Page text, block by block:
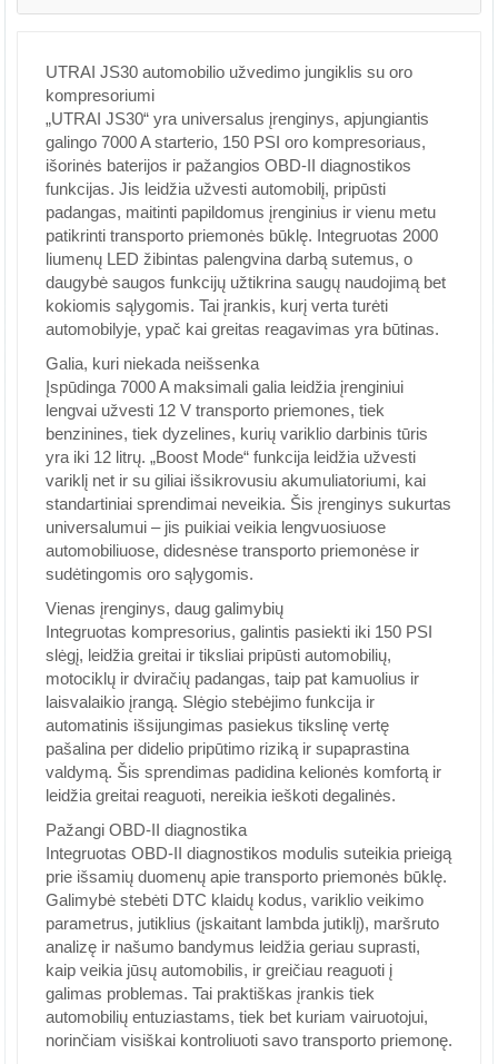
UTRAI JS30 automobilio užvedimo jungiklis su oro
kompresoriumi
„UTRAI JS30“ yra universalus įrenginys, apjungiantis
galingo 7000 A starterio, 150 PSI oro kompresoriaus,
išorinės baterijos ir pažangios OBD-II diagnostikos
funkcijas. Jis leidžia užvesti automobilį, pripūsti
padangas, maitinti papildomus įrenginius ir vienu metu
patikrinti transporto priemonės būklę. Integruotas 2000
liumenų LED žibintas palengvina darbą sutemus, o
daugybė saugos funkcijų užtikrina saugų naudojimą bet
kokiomis sąlygomis. Tai įrankis, kurį verta turėti
automobilyje, ypač kai greitas reagavimas yra būtinas.
Galia, kuri niekada neišsenka
Įspūdinga 7000 A maksimali galia leidžia įrenginiui
lengvai užvesti 12 V transporto priemones, tiek
benzinines, tiek dyzelines, kurių variklio darbinis tūris
yra iki 12 litrų. „Boost Mode“ funkcija leidžia užvesti
variklį net ir su giliai išsikrovusiu akumuliatoriumi, kai
standartiniai sprendimai neveikia. Šis įrenginys sukurtas
universalumui – jis puikiai veikia lengvuosiuose
automobiliuose, didesnėse transporto priemonėse ir
sudėtingomis oro sąlygomis.
Vienas įrenginys, daug galimybių
Integruotas kompresorius, galintis pasiekti iki 150 PSI
slėgį, leidžia greitai ir tiksliai pripūsti automobilių,
motociklų ir dviračių padangas, taip pat kamuolius ir
laisvalaikio įrangą. Slėgio stebėjimo funkcija ir
automatinis išsijungimas pasiekus tikslinę vertę
pašalina per didelio pripūtimo riziką ir supaprastina
valdymą. Šis sprendimas padidina kelionės komfortą ir
leidžia greitai reaguoti, nereikia ieškoti degalinės.
Pažangi OBD-II diagnostika
Integruotas OBD-II diagnostikos modulis suteikia prieigą
prie išsamių duomenų apie transporto priemonės būklę.
Galimybė stebėti DTC klaidų kodus, variklio veikimo
parametrus, jutiklius (įskaitant lambda jutiklį), maršruto
analizę ir našumo bandymus leidžia geriau suprasti,
kaip veikia jūsų automobilis, ir greičiau reaguoti į
galimas problemas. Tai praktiškas įrankis tiek
automobilių entuziastams, tiek bet kuriam vairuotojui,
norinčiam visiškai kontroliuoti savo transporto priemonę.